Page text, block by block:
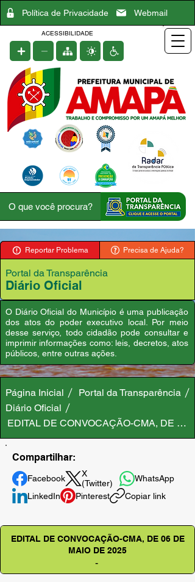
Política de Privacidade Webmail
ACESSIBILIDADE
Reportar Problema Precisa de Ajuda?
Portal da Transparência
Diário Oficial
O Diário Oficial do Município é uma publicação
dos atos do poder executivo local. Por meio
desse serviço, todo cidadão pode consultar e
imprimir informações como: leis, decretos, atos
públicos, entre outras ações.
Página Inicial
Portal da Transparência
Diário Oficial
EDITAL DE CONVOCAÇÃO-CMA, DE 06
Compartilhar:
Facebook
X
(Twitter)
WhatsApp
LinkedIn
Pinterest Copiar link
EDITAL DE CONVOCAÇÃO-CMA, DE 06 DE
MAIO DE 2025
-